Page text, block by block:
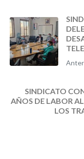
SINDICATO
AÑOS DE LABOR
LOS